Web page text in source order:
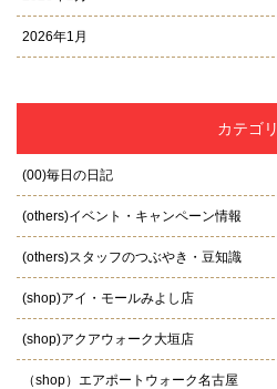
2026年1月
2025年9月
2025年8月
2025年7月
2025年6月
2025年5月
カテゴリ
(00)毎日の日記
(others)イベント・キャンペーン情報
(others)スタッフのつぶやき・豆知識
(shop)アイ・モールみよし店
(shop)アクアウォーク大垣店
（shop）エアポートウォーク名古屋